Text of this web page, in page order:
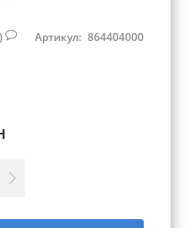
Артикул: 864404000